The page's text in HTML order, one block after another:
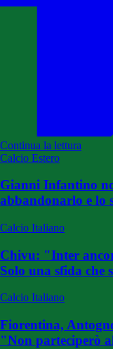
Continua la lettura
Calcio Estero
Gianni Infantino
abbandonarlo e lo
Calcio Italiano
Chivu: "Inter
Solo una sfida che
Calcio Italiano
Fiorentina,
"Non parteciperò